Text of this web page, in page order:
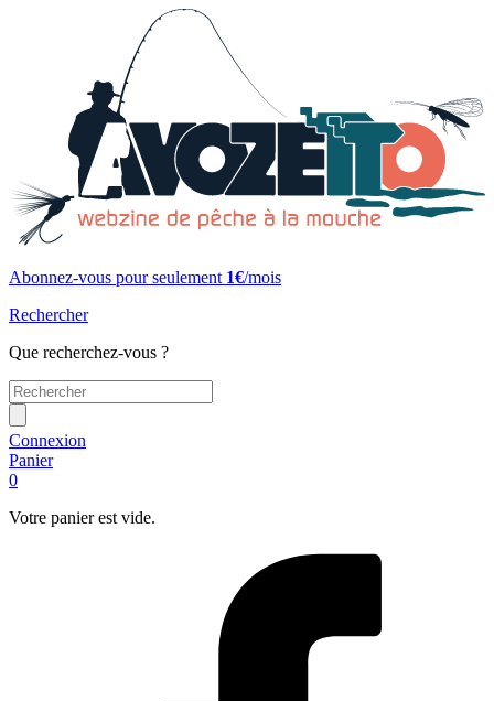
Abonnez-vous pour seulement 1€/mois
Rechercher
Que recherchez-vous ?
Connexion
Panier
0
Votre panier est vide.